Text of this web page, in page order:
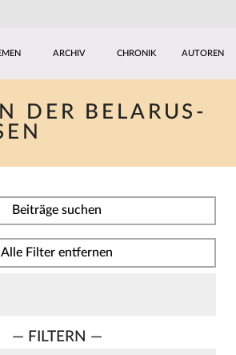
ARCHIV CHRONIK AUTOREN
DER BELARUS-
Beiträge suchen
Alle Filter entfernen
— FILTERN —